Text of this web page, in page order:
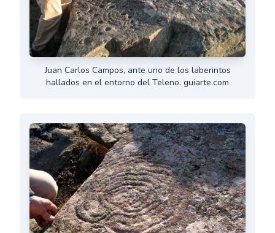
Juan Carlos Campos, ante uno de los laberintos
hallados en el entorno del Teleno. guiarte.com